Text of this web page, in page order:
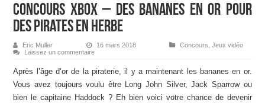
Concours Xbox – Des bananes en or pour
des pirates en herbe
Eric Muller 16 mars 2018 Concours Jeux vidéo
Laissez un commentaire
Après l’âge d’or de la piraterie, il y a maintenant les bananes en or.
Vous avez toujours voulu être Long John Silver, Jack Sparrow ou
bien le capitaine Haddock ? Eh bien voici votre chance de devenir